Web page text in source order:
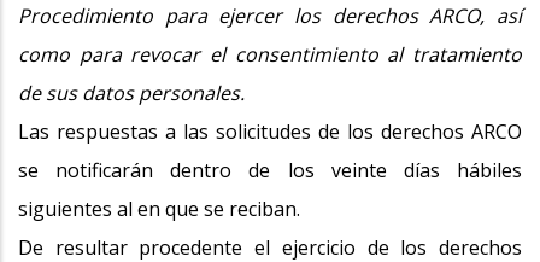
Procedimiento para ejercer los derechos ARCO, así
como para revocar el consentimiento al tratamiento
de sus datos personales.
Las respuestas a las solicitudes de los derechos ARCO
se notificarán dentro de los veinte días hábiles
siguientes al en que se reciban.
De resultar procedente el ejercicio de los derechos